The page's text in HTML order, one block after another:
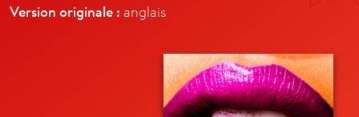
Version originale : anglais